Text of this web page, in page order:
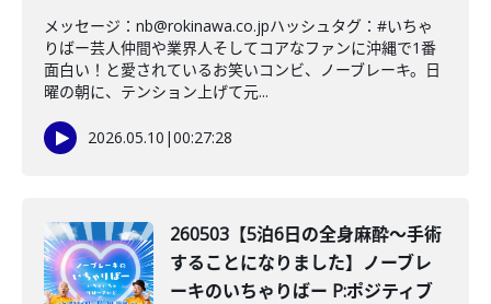
メッセージ：nb@rokinawa.co.jpハッシュタグ：#いちゃ
りばー芸人仲間や業界人そしてコアなファンに沖縄で1番
面白い！と愛されているお笑いコンビ、ノーブレーキ。日
曜の朝に、テンション上げて元...
2026.05.10 |00:27:28
260503【5泊6日の全身麻酔〜手術
することになりました】ノーブレ
ーキのいちゃりばー P:ポジティブ